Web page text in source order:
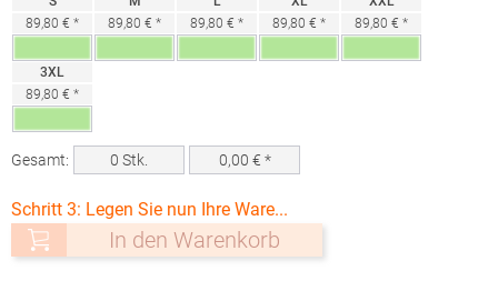
89,80 € *
89,80 € *
89,80 € *
89,80 € *
89,80 € *
3XL
89,80 € *
Gesamt: 0 Stk. 0,00 € *
Schritt 3: Legen Sie nun Ihre Ware...
In den Warenkorb